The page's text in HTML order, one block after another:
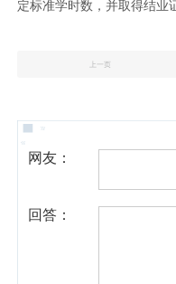
定标准学时数，并取得结业
上一页
网友：
回答：